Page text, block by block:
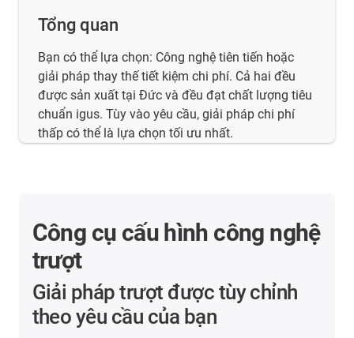
Tổng quan
Bạn có thể lựa chọn: Công nghệ tiên tiến hoặc
giải pháp thay thế tiết kiệm chi phí. Cả hai đều
được sản xuất tại Đức và đều đạt chất lượng tiêu
chuẩn igus. Tùy vào yêu cầu, giải pháp chi phí
thấp có thể là lựa chọn tối ưu nhất.
Công cụ cấu hình công nghệ
trượt
Giải pháp trượt được tùy chỉnh
theo yêu cầu của bạn